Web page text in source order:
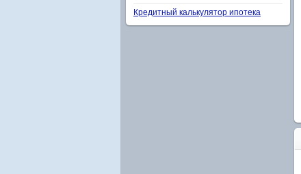
Кредитный калькулятор ипотека